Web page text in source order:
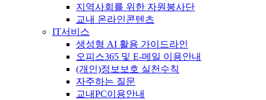
지역사회를 위한 자원봉사단
교내 온라인콘텐츠
IT서비스
생성형 AI 활용 가이드라인
오피스365 및 E-메일 이용안내
(개인)정보보호 실천수칙
자주하는 질문
교내PC이용안내